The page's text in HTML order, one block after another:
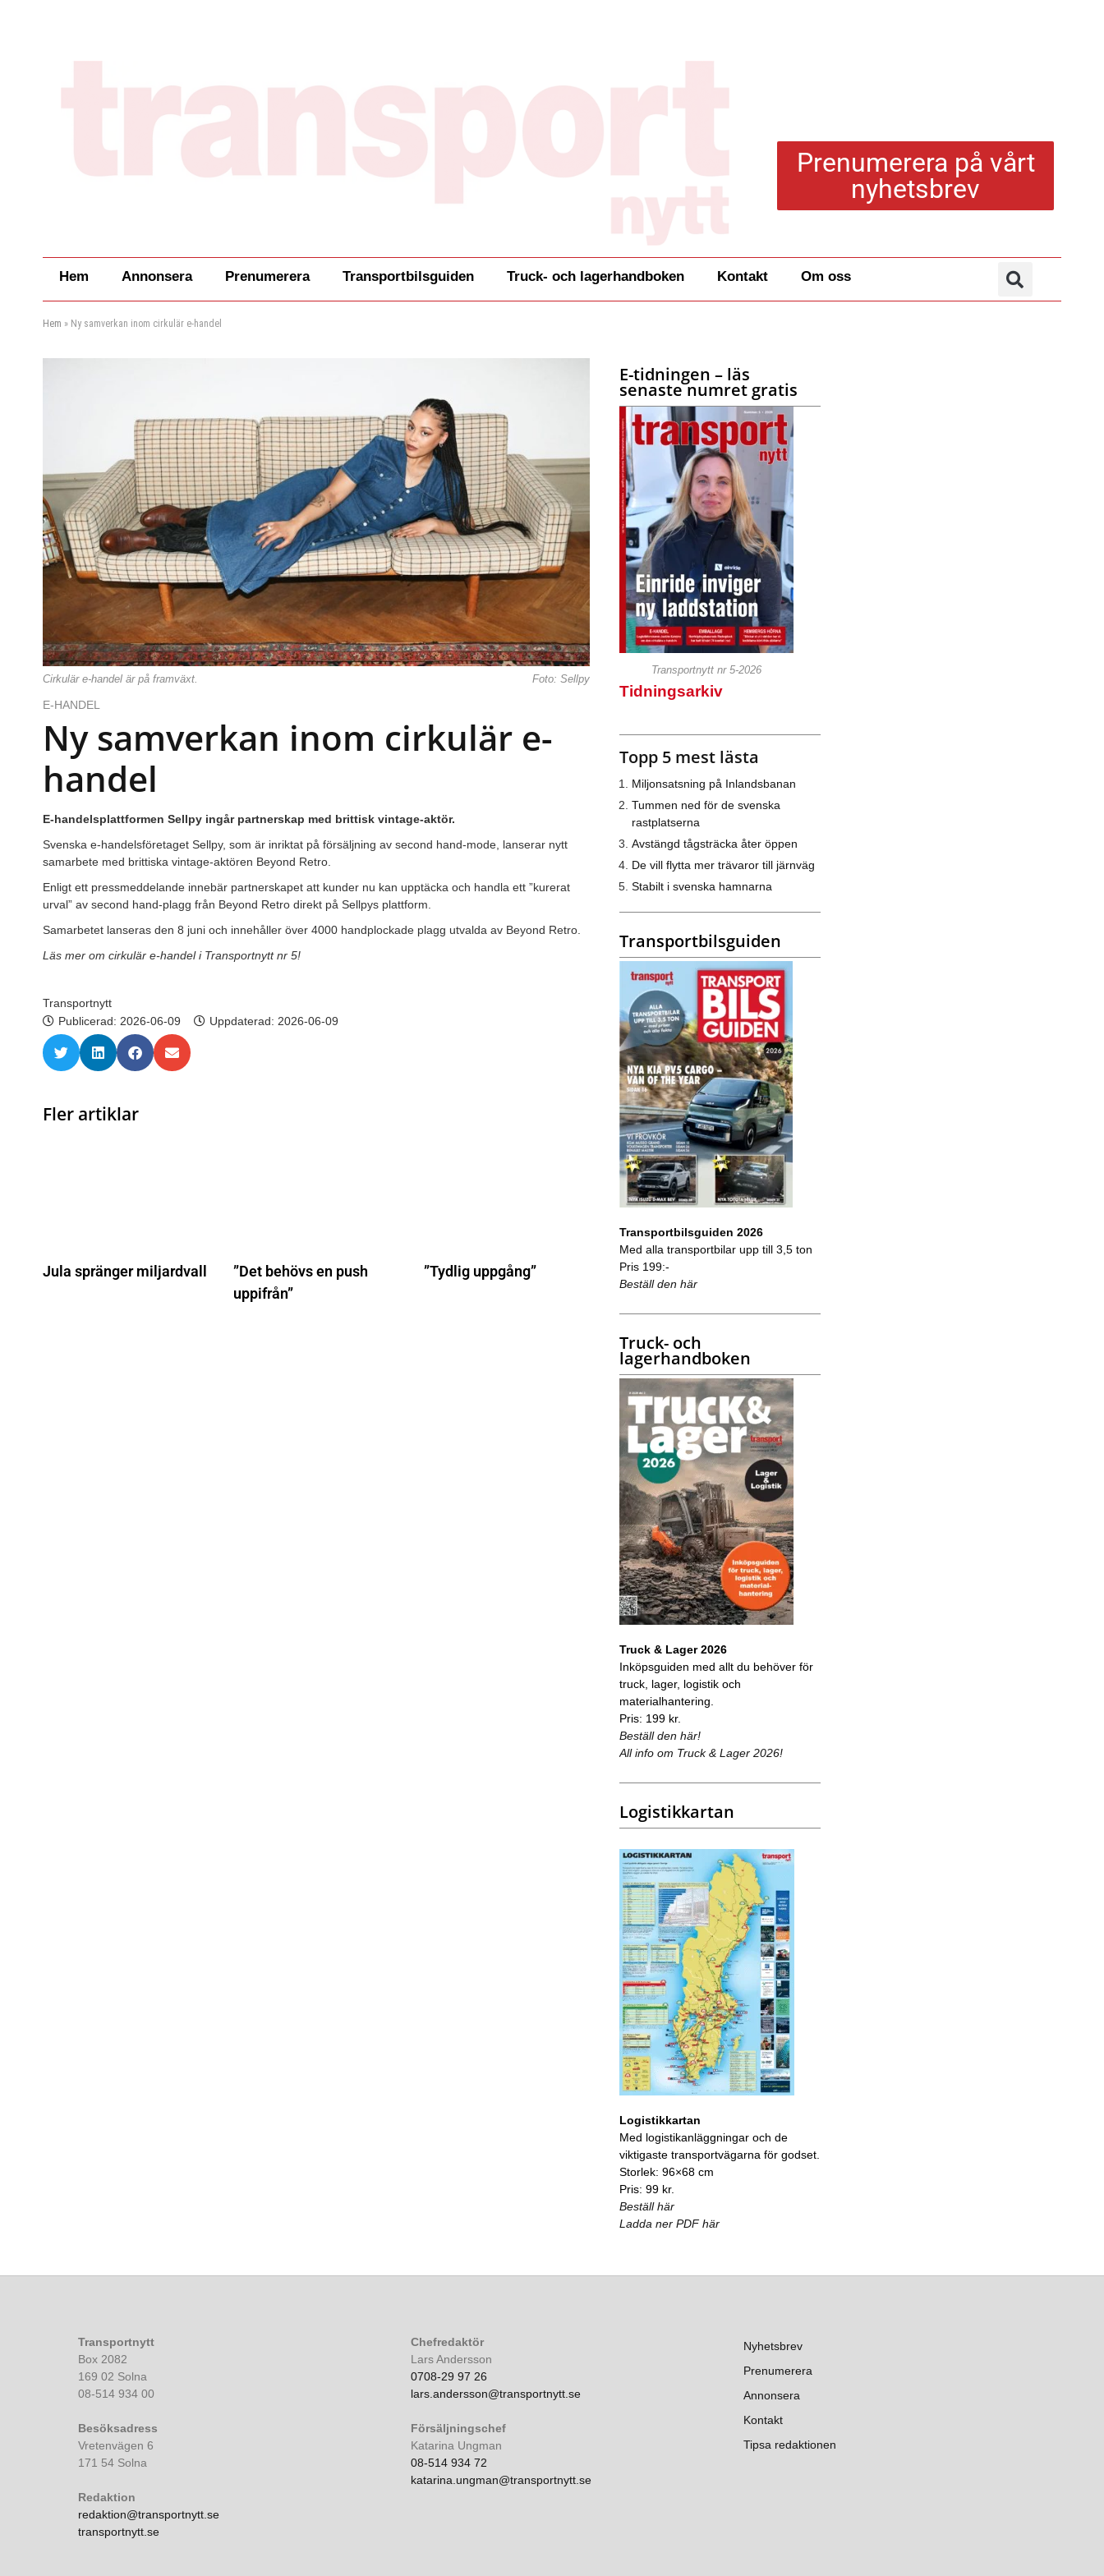
Prenumerera på vårt
nyhetsbrev
Hem Annonsera Prenumerera Transportbilsguiden Truck- och lagerhandboken Kontakt Om oss
Hem » Ny samverkan inom cirkulär e-handel
Cirkulär e-handel är på framväxt. Foto: Sellpy
E-HANDEL
Ny samverkan inom cirkulär e-
handel
E-handelsplattformen Sellpy ingår partnerskap med brittisk vintage-aktör.
Svenska e-handelsföretaget Sellpy, som är inriktat på försäljning av second hand-mode, lanserar nytt
samarbete med brittiska vintage-aktören Beyond Retro.
Enligt ett pressmeddelande innebär partnerskapet att kunder nu kan upptäcka och handla ett ”kurerat
urval” av second hand-plagg från Beyond Retro direkt på Sellpys plattform.
Samarbetet lanseras den 8 juni och innehåller över 4000 handplockade plagg utvalda av Beyond Retro.
Läs mer om cirkulär e-handel i Transportnytt nr 5!
Transportnytt
Publicerad: 2026-06-09 Uppdaterad: 2026-06-09
Fler artiklar
Jula spränger miljardvall
”Det behövs en push
uppifrån”
”Tydlig uppgång”
E-tidningen – läs
senaste numret gratis
Transportnytt nr 5-2026
Tidningsarkiv
Topp 5 mest lästa
Miljonsatsning på Inlandsbanan
Tummen ned för de svenska
rastplatserna
Avstängd tågsträcka åter öppen
De vill flytta mer trävaror till järnväg
Stabilt i svenska hamnarna
Transportbilsguiden
Transportbilsguiden 2026
Med alla transportbilar upp till 3,5 ton
Pris 199:-
Beställ den här
Truck- och
lagerhandboken
Truck & Lager 2026
Inköpsguiden med allt du behöver för
truck, lager, logistik och
materialhantering.
Pris: 199 kr.
Beställ den här!
All info om Truck & Lager 2026!
Logistikkartan
Logistikkartan
Med logistikanläggningar och de
viktigaste transportvägarna för godset.
Storlek: 96×68 cm
Pris: 99 kr.
Beställ här
Ladda ner PDF här
Transportnytt
Box 2082
169 02 Solna
08-514 934 00
Besöksadress
Vretenvägen 6
171 54 Solna
Redaktion
redaktion@transportnytt.se
transportnytt.se
Chefredaktör
Lars Andersson
0708-29 97 26
lars.andersson@transportnytt.se
Försäljningschef
Katarina Ungman
08-514 934 72
katarina.ungman@transportnytt.se
Nyhetsbrev
Prenumerera
Annonsera
Kontakt
Tipsa redaktionen